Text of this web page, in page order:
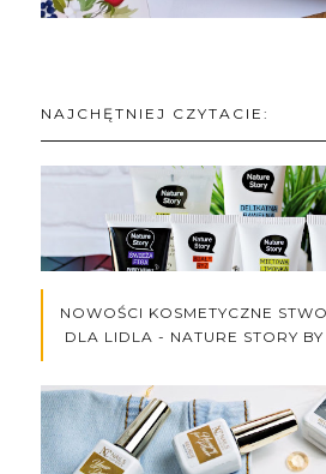
NAJCHĘTNIEJ CZYTACIE:
NOWOŚCI KOSMETYCZNE
DLA LIDLA - NATURE STORY